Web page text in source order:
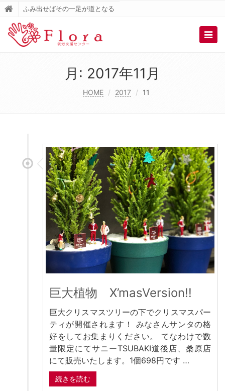
ふみ出せばその一足が道となる
月: 2017年11月
HOME 2017 11
巨大植物 X’masVersion!!
巨大クリスマスツリーの下でクリスマスパー
ティが開催されます！ みなさんサンタの格
好をしてお集まりください。 てなわけで数
量限定にてサニーTSUBAKI道後店、桑原店
にて販売いたします。1個698円です …
続きを読む